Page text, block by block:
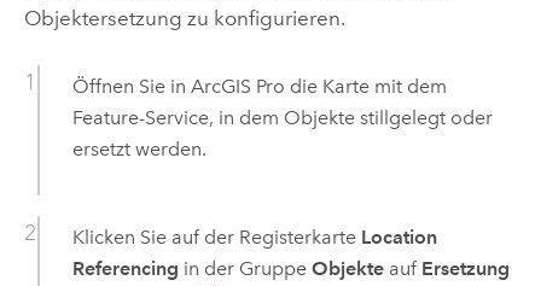
Objektersetzung zu konfigurieren.
Öffnen Sie in ArcGIS Pro die Karte mit dem
Feature-Service, in dem Objekte stillgelegt oder
ersetzt werden.
Klicken Sie auf der Registerkarte Location
Referencing in der Gruppe Objekteauf Ersetzung